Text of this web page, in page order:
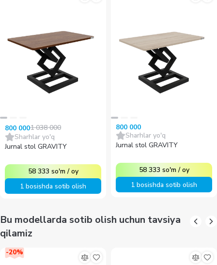
800 0001 038 000
Sharhlar yo'q
Jurnal stol GRAVITY
58 333 so'm /oy
1 bosishda sotib olish
800 000
Sharhlar yo'q
Jurnal stol GRAVITY
58 333 so'm /oy
1 bosishda sotib olish
Bu modellarda sotib olish uchun tavsiya
qilamiz
-20%